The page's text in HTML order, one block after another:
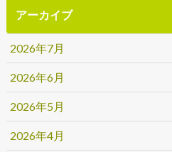
アーカイブ
2026年7月
2026年6月
2026年5月
2026年4月